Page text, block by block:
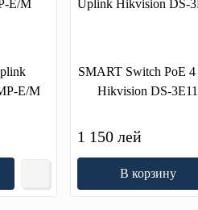
E/M
SMART Switch PoE
Hikvision DS-
1 150 лей
В корзину